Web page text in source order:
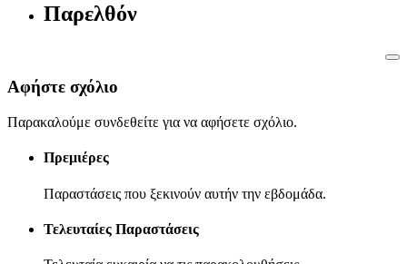
Παρελθόν
Αφήστε σχόλιο
Παρακαλούμε συνδεθείτε για να αφήσετε σχόλιο.
Πρεμιέρες
Παραστάσεις που ξεκινούν αυτήν την εβδομάδα.
Τελευταίες Παραστάσεις